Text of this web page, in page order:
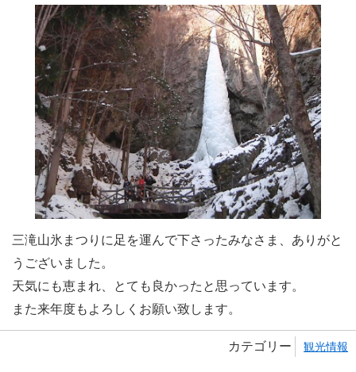
三滝山氷まつりに足を運んで下さったみなさま、ありがと
うございました。
天気にも恵まれ、とても良かったと思っています。
また来年度もよろしくお願い致します。
カテゴリー 観光情報